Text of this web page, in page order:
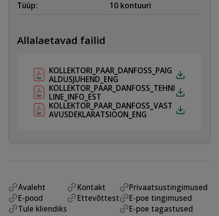
Tüüp:
10 kontuuri
Allalaetavad failid
KOLLEKTORI_PAAR_DANFOSS_PAIG
ALDUSJUHEND_ENG
KOLLEKTOR_PAAR_DANFOSS_TEHNI
LINE_INFO_EST
KOLLEKTOR_PAAR_DANFOSS_VAST
AVUSDEKLARATSIOON_ENG
Avaleht
E-pood
Tule kliendiks
Kontakt
Ettevõttest
Privaatsustingimused
E-poe tingimused
E-poe tagastused